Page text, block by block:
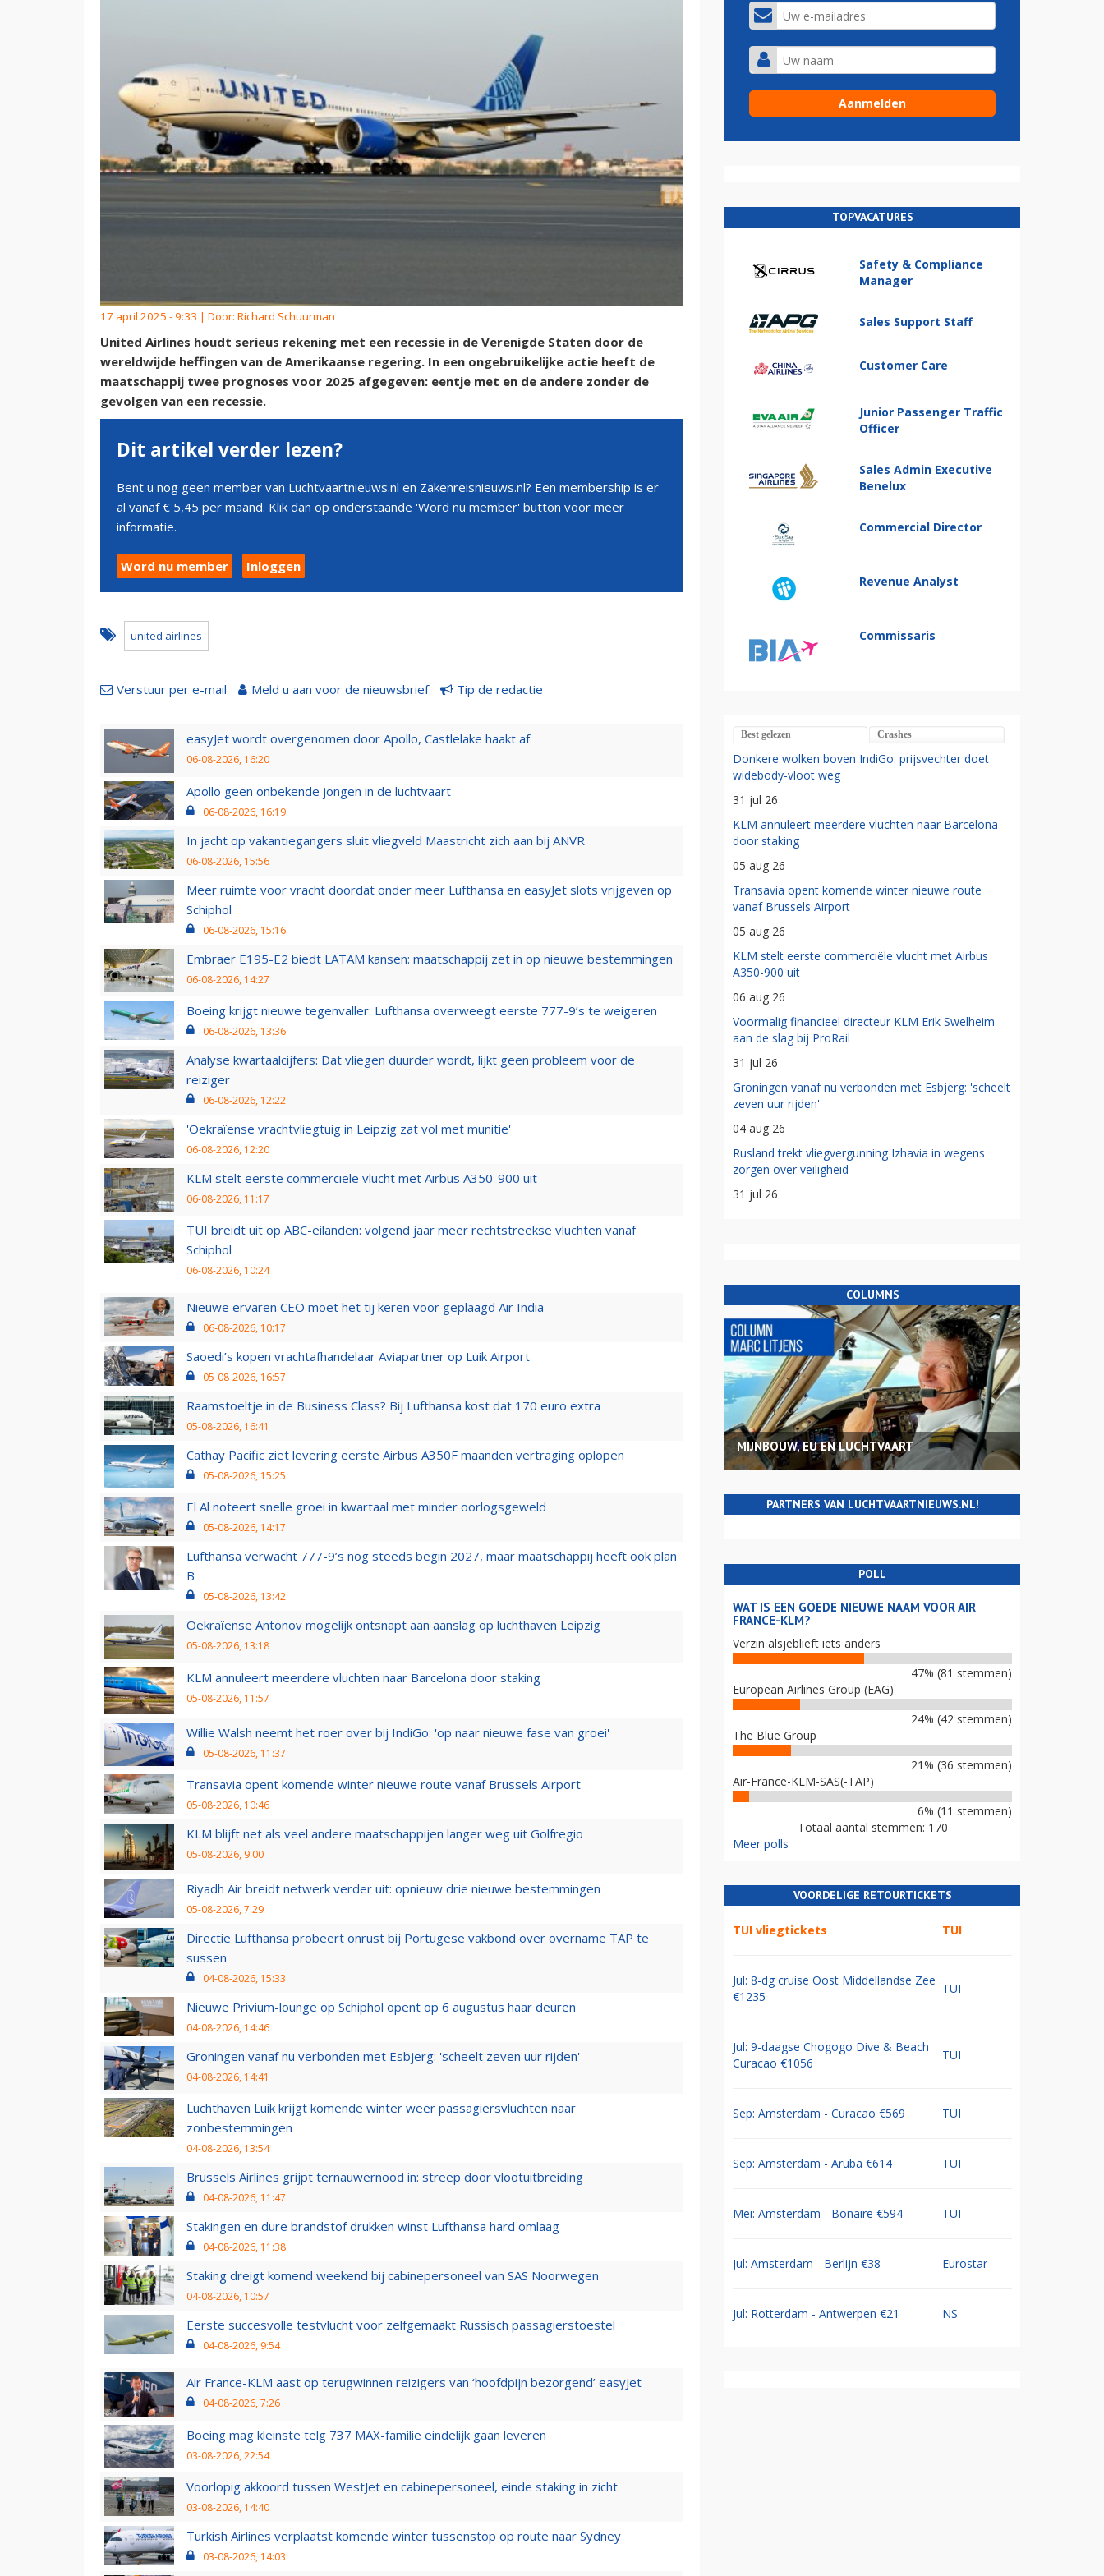
17 april 2025 - 9:33 | Door: Richard Schuurman
United Airlines houdt serieus rekening met een recessie in de Verenigde Staten door de
wereldwijde heffingen van de Amerikaanse regering. In een ongebruikelijke actie heeft de
maatschappij twee prognoses voor 2025 afgegeven: eentje met en de andere zonder de
gevolgen van een recessie.
Dit artikel verder lezen?
Bent u nog geen member van Luchtvaartnieuws.nl en Zakenreisnieuws.nl? Een membership is er
al vanaf € 5,45 per maand. Klik dan op onderstaande 'Word nu member' button voor meer
informatie.
Word nu member Inloggen
united airlines
Verstuur per e-mail Meld u aan voor de nieuwsbrief Tip de redactie
easyJet wordt overgenomen door Apollo, Castlelake haakt af
06-08-2026, 16:20
Apollo geen onbekende jongen in de luchtvaart
06-08-2026, 16:19
In jacht op vakantiegangers sluit vliegveld Maastricht zich aan bij ANVR
06-08-2026, 15:56
Meer ruimte voor vracht doordat onder meer Lufthansa en easyJet slots vrijgeven op
Schiphol
06-08-2026, 15:16
Embraer E195-E2 biedt LATAM kansen: maatschappij zet in op nieuwe bestemmingen
06-08-2026, 14:27
Boeing krijgt nieuwe tegenvaller: Lufthansa overweegt eerste 777-9’s te weigeren
06-08-2026, 13:36
Analyse kwartaalcijfers: Dat vliegen duurder wordt, lijkt geen probleem voor de
reiziger
06-08-2026, 12:22
'Oekraïense vrachtvliegtuig in Leipzig zat vol met munitie'
06-08-2026, 12:20
KLM stelt eerste commerciële vlucht met Airbus A350-900 uit
06-08-2026, 11:17
TUI breidt uit op ABC-eilanden: volgend jaar meer rechtstreekse vluchten vanaf
Schiphol
06-08-2026, 10:24
Nieuwe ervaren CEO moet het tij keren voor geplaagd Air India
06-08-2026, 10:17
Saoedi’s kopen vrachtafhandelaar Aviapartner op Luik Airport
05-08-2026, 16:57
Raamstoeltje in de Business Class? Bij Lufthansa kost dat 170 euro extra
05-08-2026, 16:41
Cathay Pacific ziet levering eerste Airbus A350F maanden vertraging oplopen
05-08-2026, 15:25
El Al noteert snelle groei in kwartaal met minder oorlogsgeweld
05-08-2026, 14:17
Lufthansa verwacht 777-9’s nog steeds begin 2027, maar maatschappij heeft ook plan
B
05-08-2026, 13:42
Oekraïense Antonov mogelijk ontsnapt aan aanslag op luchthaven Leipzig
05-08-2026, 13:18
KLM annuleert meerdere vluchten naar Barcelona door staking
05-08-2026, 11:57
Willie Walsh neemt het roer over bij IndiGo: 'op naar nieuwe fase van groei'
05-08-2026, 11:37
Transavia opent komende winter nieuwe route vanaf Brussels Airport
05-08-2026, 10:46
KLM blijft net als veel andere maatschappijen langer weg uit Golfregio
05-08-2026, 9:00
Riyadh Air breidt netwerk verder uit: opnieuw drie nieuwe bestemmingen
05-08-2026, 7:29
Directie Lufthansa probeert onrust bij Portugese vakbond over overname TAP te
sussen
04-08-2026, 15:33
Nieuwe Privium-lounge op Schiphol opent op 6 augustus haar deuren
04-08-2026, 14:46
Groningen vanaf nu verbonden met Esbjerg: 'scheelt zeven uur rijden'
04-08-2026, 14:41
Luchthaven Luik krijgt komende winter weer passagiersvluchten naar
zonbestemmingen
04-08-2026, 13:54
Brussels Airlines grijpt ternauwernood in: streep door vlootuitbreiding
04-08-2026, 11:47
Stakingen en dure brandstof drukken winst Lufthansa hard omlaag
04-08-2026, 11:38
Staking dreigt komend weekend bij cabinepersoneel van SAS Noorwegen
04-08-2026, 10:57
Eerste succesvolle testvlucht voor zelfgemaakt Russisch passagierstoestel
04-08-2026, 9:54
Air France-KLM aast op terugwinnen reizigers van ‘hoofdpijn bezorgend’ easyJet
04-08-2026, 7:26
Boeing mag kleinste telg 737 MAX-familie eindelijk gaan leveren
03-08-2026, 22:54
Voorlopig akkoord tussen WestJet en cabinepersoneel, einde staking in zicht
03-08-2026, 14:40
Turkish Airlines verplaatst komende winter tussenstop op route naar Sydney
03-08-2026, 14:03
TOPVACATURES
Safety & Compliance
Manager
Sales Support Staff
Customer Care
Junior Passenger Traffic
Officer
Sales Admin Executive
Benelux
Commercial Director
Revenue Analyst
Commissaris
Best gelezen Crashes
Donkere wolken boven IndiGo: prijsvechter doet
widebody-vloot weg
31 jul 26
KLM annuleert meerdere vluchten naar Barcelona
door staking
05 aug 26
Transavia opent komende winter nieuwe route
vanaf Brussels Airport
05 aug 26
KLM stelt eerste commerciële vlucht met Airbus
A350-900 uit
06 aug 26
Voormalig financieel directeur KLM Erik Swelheim
aan de slag bij ProRail
31 jul 26
Groningen vanaf nu verbonden met Esbjerg: 'scheelt
zeven uur rijden'
04 aug 26
Rusland trekt vliegvergunning Izhavia in wegens
zorgen over veiligheid
31 jul 26
COLUMNS
MIJNBOUW, EU EN LUCHTVAART
PARTNERS VAN LUCHTVAARTNIEUWS.NL!
POLL
WAT IS EEN GOEDE NIEUWE NAAM VOOR AIR
FRANCE-KLM?
Verzin alsjeblieft iets anders
47% (81 stemmen)
European Airlines Group (EAG)
24% (42 stemmen)
The Blue Group
21% (36 stemmen)
Air-France-KLM-SAS(-TAP)
6% (11 stemmen)
Totaal aantal stemmen: 170
Meer polls
VOORDELIGE RETOURTICKETS
TUI vliegtickets TUI
Jul: 8-dg cruise Oost Middellandse Zee
€1235
TUI
Jul: 9-daagse Chogogo Dive & Beach
Curacao €1056
TUI
Sep: Amsterdam - Curacao €569 TUI
Sep: Amsterdam - Aruba €614 TUI
Mei: Amsterdam - Bonaire €594 TUI
Jul: Amsterdam - Berlijn €38 Eurostar
Jul: Rotterdam - Antwerpen €21 NS